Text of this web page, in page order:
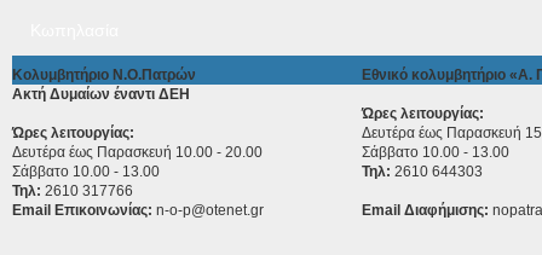
Κολυμβητήριο Ν.Ο.Πατρών
Ακτή Δυμαίων έναντι ΔΕΗ
Ώρες λειτουργίας:
Δευτέρα έως Παρασκευή 10.00 - 20.00
Σάββατο 10.00 - 13.00
Τηλ: 2610 317766
Email Επικοινωνίας: n-o-p@otenet.gr
Εθνικό κολυμβητήριο «Α.
Ώρες λειτουργίας:
Δευτέρα έως Παρασκευή
Σάββατο 10.00 - 13.00
Τηλ: 2610 644303
Email Διαφήμισης: